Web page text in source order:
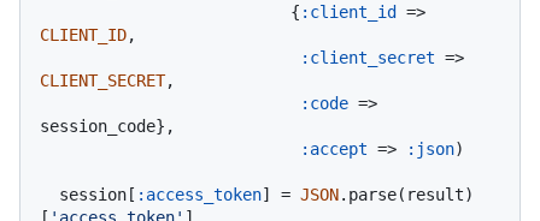
                          {
:client_id
CLIENT_ID,
:client_secret
CLIENT_SECRET,
:code =>
session_code},
:accept => :json)
  session[
:access_token] = JSON.parse(result)
[ 'access_token' ]